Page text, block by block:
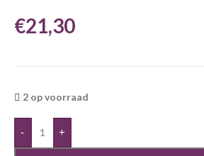
€21,30
2 op voorraad
- +